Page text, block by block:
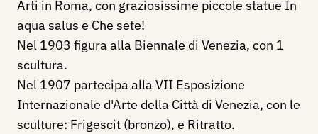
Arti in Roma, con graziosissime piccole statue In
aqua salus e Che sete!
Nel 1903 figura alla Biennale di Venezia, con 1
scultura.
Nel 1907 partecipa alla VII Esposizione
Internazionale d'Arte della Città di Venezia, con le
sculture: Frigescit (bronzo), e Ritratto.